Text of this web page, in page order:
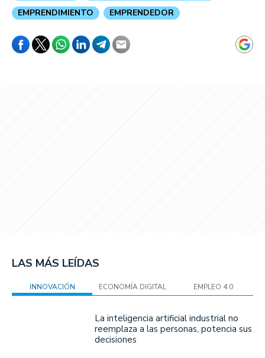
EMPRENDIMIENTO
EMPRENDEDOR
LAS MÁS LEÍDAS
INNOVACIÓN ECONOMÍA DIGITAL EMPLEO 4.0
La inteligencia artificial industrial no
reemplaza a las personas, potencia sus
decisiones